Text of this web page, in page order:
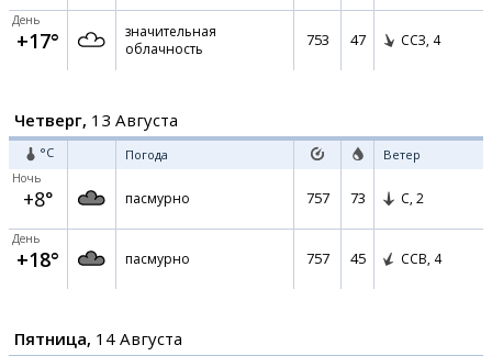
День
+17°
значительная
облачность
753 47 ССЗ, 4
Четверг, 13 Августа
°C Погода Ветер
Ночь
+8° пасмурно 757 73 С, 2
День
+18° пасмурно 757 45 ССВ, 4
Пятница, 14 Августа